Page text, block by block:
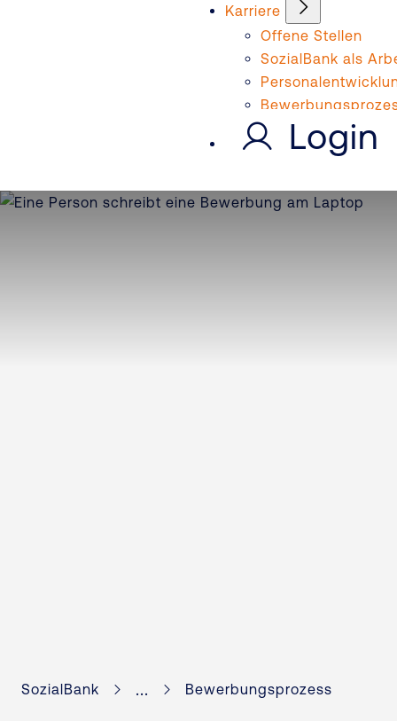
Karriere
Offene Stellen
SozialBank als
Login
SozialBank ... Bewerbungsprozess